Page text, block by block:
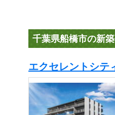
千葉県船橋市の新
エクセレントシ